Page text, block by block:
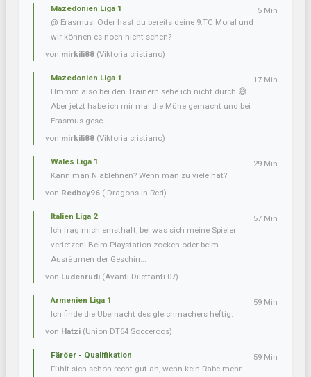
Mazedonien Liga 1
@ Erasmus: Oder hast du bereits deine 9.TC Moral und
wir können es noch nicht sehen?
von mirkili88 (Viktoria cristiano)
5 Min
Mazedonien Liga 1
Hmmm also bei den Trainern sehe ich nicht durch 😅
Aber jetzt habe ich mir mal die Mühe gemacht und bei
Erasmus gesc...
von mirkili88 (Viktoria cristiano)
17 Min
Wales Liga 1
Kann man N ablehnen? Wenn man zu viele hat?
von Redboy96 (.Dragons in Red)
29 Min
Italien Liga 2
Ich frag mich ernsthaft, bei was sich meine Spieler
verletzen! Beim Playstation zocken oder beim
Ausräumen der Geschirr...
von Ludenrudi (Avanti Dilettanti 07)
57 Min
Armenien Liga 1
Ich finde die Übernacht des gleichmachers heftig.
von Hatzi (Union DT64 Socceroos)
59 Min
Färöer - Qualifikation
Fühlt sich schon recht gut an, wenn kein Rabe mehr
59 Min